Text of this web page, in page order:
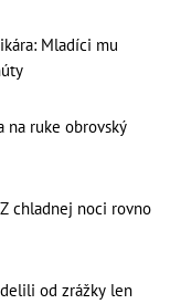
Mladíci mu
na ruke obrovský
chladnej noci rovno
od zrážky len